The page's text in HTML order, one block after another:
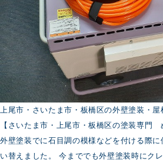
上尾市・さいたま市・板橋区の外壁塗装・屋
【さいたま市・上尾市・板橋区の塗装専門
外壁塗装でに石目調の模様などを付ける際
い替えました。 今まででも外壁塗装時にク